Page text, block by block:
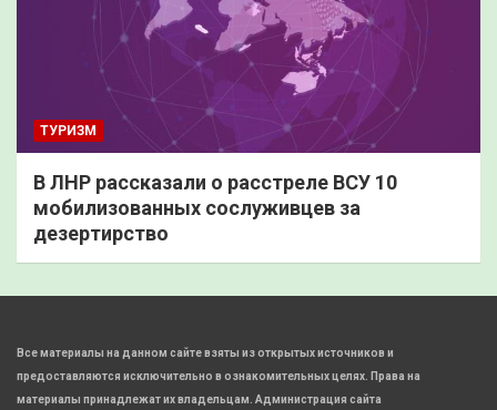
ТУРИЗМ
В ЛНР рассказали о расстреле ВСУ 10
мобилизованных сослуживцев за
дезертирство
Все материалы на данном сайте взяты из открытых источников и
предоставляются исключительно в ознакомительных целях. Права на
материалы принадлежат их владельцам. Администрация сайта